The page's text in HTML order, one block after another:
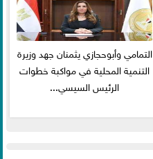
التمامي وأبوحجازي يثمنان جهد وزيرة
التنمية المحلية في مواكبة خطوات
الرئيس السيسي...